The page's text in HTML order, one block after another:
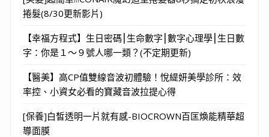
捲髮(8/30更新影片)
【幸福方程式】生日密碼⎮生命數字⎮數字心理學⎮生日數
字：你是１～９號人哪一類？(不定期更新)
【醫美】高CP值雙線音波初體驗！悅緹妍美學診所：效
率控、小資女必看的寶藏音波拉提心得
[保養]白皙透明一片就有感-BIOCROWN百匡煥能精華超
導面膜